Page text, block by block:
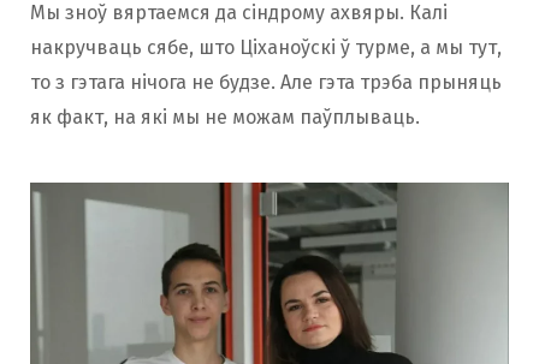
Мы зноў вяртаемся да сіндрому ахвяры. Калі
накручваць сябе, што Ціханоўскі ў турме, а мы тут,
то з гэтага нічога не будзе. Але гэта трэба прыняць
як факт, на які мы не можам паўплываць.